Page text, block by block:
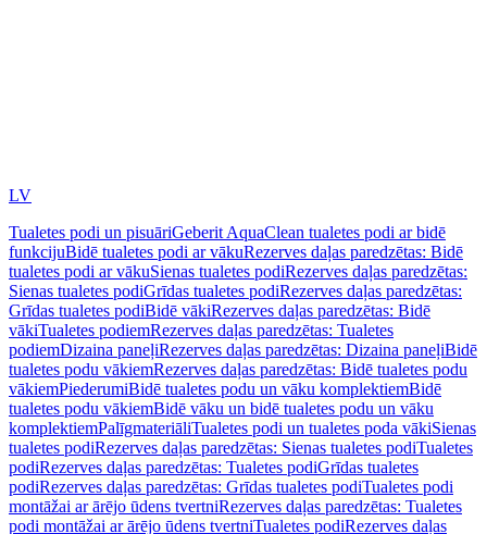
LV
Tualetes podi un pisuāriGeberit AquaClean tualetes podi ar bidē
funkcijuBidē tualetes podi ar vākuRezerves daļas paredzētas: Bidē
tualetes podi ar vākuSienas tualetes podiRezerves daļas paredzētas:
Sienas tualetes podiGrīdas tualetes podiRezerves daļas paredzētas:
Grīdas tualetes podiBidē vākiRezerves daļas paredzētas: Bidē
vākiTualetes podiemRezerves daļas paredzētas: Tualetes
podiemDizaina paneļiRezerves daļas paredzētas: Dizaina paneļiBidē
tualetes podu vākiemRezerves daļas paredzētas: Bidē tualetes podu
vākiemPiederumiBidē tualetes podu un vāku komplektiemBidē
tualetes podu vākiemBidē vāku un bidē tualetes podu un vāku
komplektiemPalīgmateriāliTualetes podi un tualetes poda vākiSienas
tualetes podiRezerves daļas paredzētas: Sienas tualetes podiTualetes
podiRezerves daļas paredzētas: Tualetes podiGrīdas tualetes
podiRezerves daļas paredzētas: Grīdas tualetes podiTualetes podi
montāžai ar ārējo ūdens tvertniRezerves daļas paredzētas: Tualetes
podi montāžai ar ārējo ūdens tvertniTualetes podiRezerves daļas